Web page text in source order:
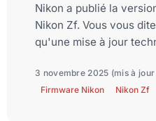
Nikon a publié la
Nikon Zf. Vous vous
qu'une mise à jour
3 novembre 2025 (mis à
Firmware Nikon
Nikon Zf